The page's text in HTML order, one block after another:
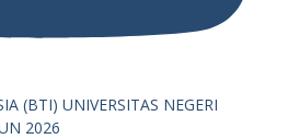
(BTI) UNIVERSITAS NEGERI
2026